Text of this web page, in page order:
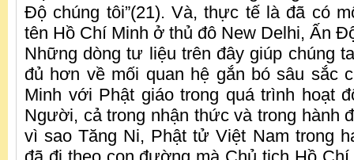
Độ chúng tôi”(21). Và, thực tế là đã có
tên Hồ Chí Minh ở thủ đô New Delhi, Ấn
Những dòng tư liệu trên đây giúp chúng
đủ hơn về mối quan hệ gắn bó sâu sắc
Minh với Phật giáo trong quá trình hoạt
Người, cả trong nhận thức và trong hành
vì sao Tăng Ni, Phật tử Việt Nam trong